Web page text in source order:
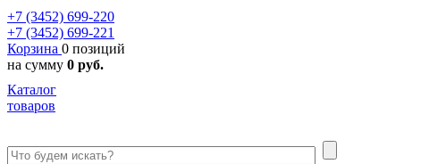
+7 (3452) 699-220
+7 (3452) 699-221
Корзина 0 позиций
на сумму 0 руб.
Каталог
товаров